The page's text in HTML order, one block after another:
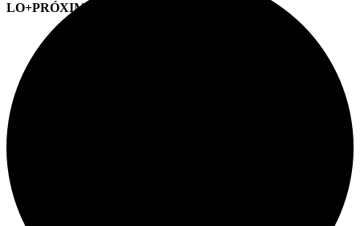
LO+PRÓXIMO (CITAS)